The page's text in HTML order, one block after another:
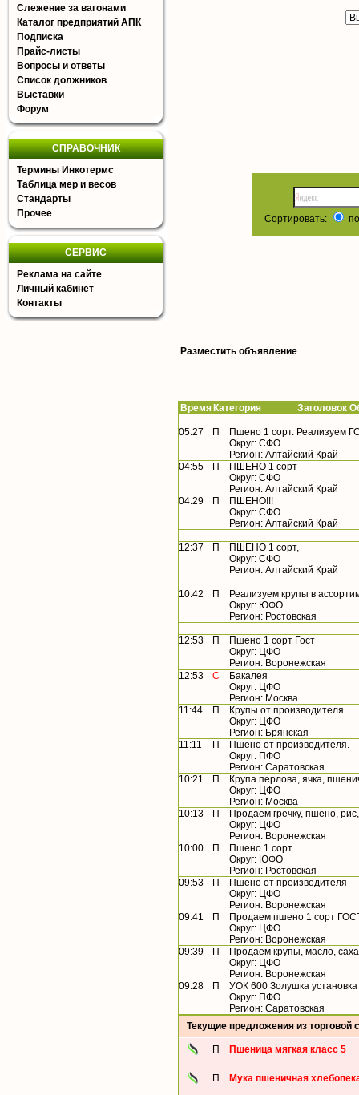
Слежение за вагонами
Каталог предприятий АПК
Подписка
Прайс-листы
Вопросы и ответы
Список должников
Выставки
Форум
СПРАВОЧНИК
Термины Инкотермс
Таблица мер и весов
Стандарты
Прочее
СЕРВИС
Реклама на сайте
Личный кабинет
Контакты
Сортировать:
Разместить объявление
Время Категория Заголовок
05:27 П
Пшено 1 сорт. Реализуем
Округ: СФО
Регион: Алтайский Край
04:55
П
ПШЕНО 1 сорт
Округ: СФО
Регион: Алтайский Край
04:29
П
ПШЕНО!!!
Округ: СФО
Регион: Алтайский Край
12:37 П
ПШЕНО 1 сорт,
Округ: СФО
Регион: Алтайский Край
10:42 П
Реализуем крупы в
Округ: ЮФО
Регион: Ростовская
12:53 П
Пшено 1 сорт Гост
Округ: ЦФО
Регион: Воронежская
12:53
С
Бакалея
Округ: ЦФО
Регион: Москва
11:44
П
Крупы от производителя
Округ: ЦФО
Регион: Брянская
11:11
П
Пшено от производителя.
Округ: ПФО
Регион: Саратовская
10:21
П
Крупа перлова, ячка,
Округ: ЦФО
Регион: Москва
10:13
П
Продаем гречку, пшено,
Округ: ЦФО
Регион: Воронежская
10:00
П
Пшено 1 сорт
Округ: ЮФО
Регион: Ростовская
09:53
П
Пшено от производителя
Округ: ЦФО
Регион: Воронежская
09:41
П
Продаем пшено 1 сорт
Округ: ЦФО
Регион: Воронежская
09:39
П
Продаем крупы, масло,
Округ: ЦФО
Регион: Воронежская
09:28
П УОК 600 Золушка
Округ: ПФО
Регион: Саратовская
Текущие предложения из торговой
П Пшеница мягкая класс 5
П Мука пшеничная